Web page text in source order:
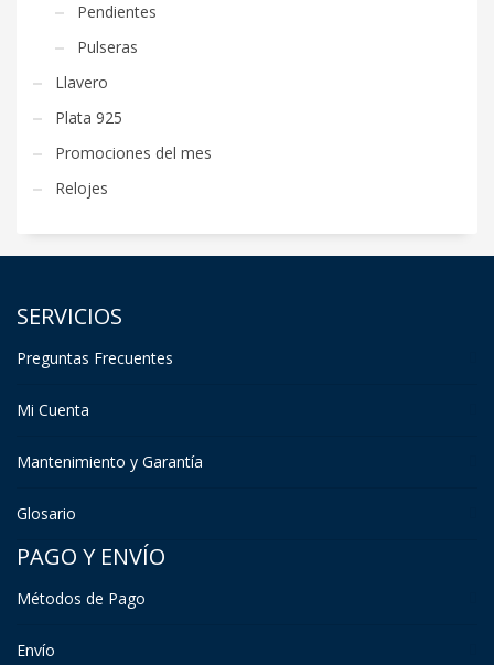
Pendientes
Pulseras
Llavero
Plata 925
Promociones del mes
Relojes
SERVICIOS
Preguntas Frecuentes
Mi Cuenta
Mantenimiento y Garantía
Glosario
PAGO Y ENVÍO
Métodos de Pago
Envío